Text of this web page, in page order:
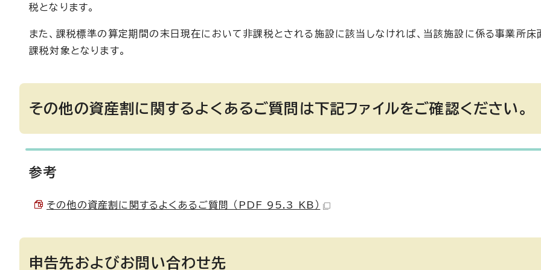
税となります。
また、課税標準の算定期間の末日現在において非課税とされる施設に該当しなければ、当該施設に係る事業所床
課税対象となります。
その他の資産割に関するよくあるご質問は下記ファイルをご確認ください。
参考
その他の資産割に関するよくあるご質問 （PDF 95.3 KB）
申告先およびお問い合わせ先